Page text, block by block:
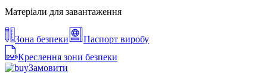
Матеріали для завантаження
Зона безпеки
Паспорт виробу
Креслення зони безпеки
Замовити